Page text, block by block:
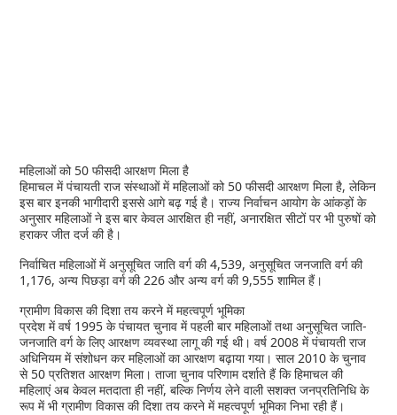
महिलाओं को 50 फीसदी आरक्षण मिला है
हिमाचल में पंचायती राज संस्थाओं में महिलाओं को 50 फीसदी आरक्षण मिला है, लेकिन
इस बार इनकी भागीदारी इससे आगे बढ़ गई है। राज्य निर्वाचन आयोग के आंकड़ों के
अनुसार महिलाओं ने इस बार केवल आरक्षित ही नहीं, अनारक्षित सीटों पर भी पुरुषों को
हराकर जीत दर्ज की है।
निर्वाचित महिलाओं में अनुसूचित जाति वर्ग की 4,539, अनुसूचित जनजाति वर्ग की
1,176, अन्य पिछड़ा वर्ग की 226 और अन्य वर्ग की 9,555 शामिल हैं।
ग्रामीण विकास की दिशा तय करने में महत्वपूर्ण भूमिका
प्रदेश में वर्ष 1995 के पंचायत चुनाव में पहली बार महिलाओं तथा अनुसूचित जाति-
जनजाति वर्ग के लिए आरक्षण व्यवस्था लागू की गई थी। वर्ष 2008 में पंचायती राज
अधिनियम में संशोधन कर महिलाओं का आरक्षण बढ़ाया गया। साल 2010 के चुनाव
से 50 प्रतिशत आरक्षण मिला। ताजा चुनाव परिणाम दर्शाते हैं कि हिमाचल की
महिलाएं अब केवल मतदाता ही नहीं, बल्कि निर्णय लेने वाली सशक्त जनप्रतिनिधि के
रूप में भी ग्रामीण विकास की दिशा तय करने में महत्वपूर्ण भूमिका निभा रही हैं।